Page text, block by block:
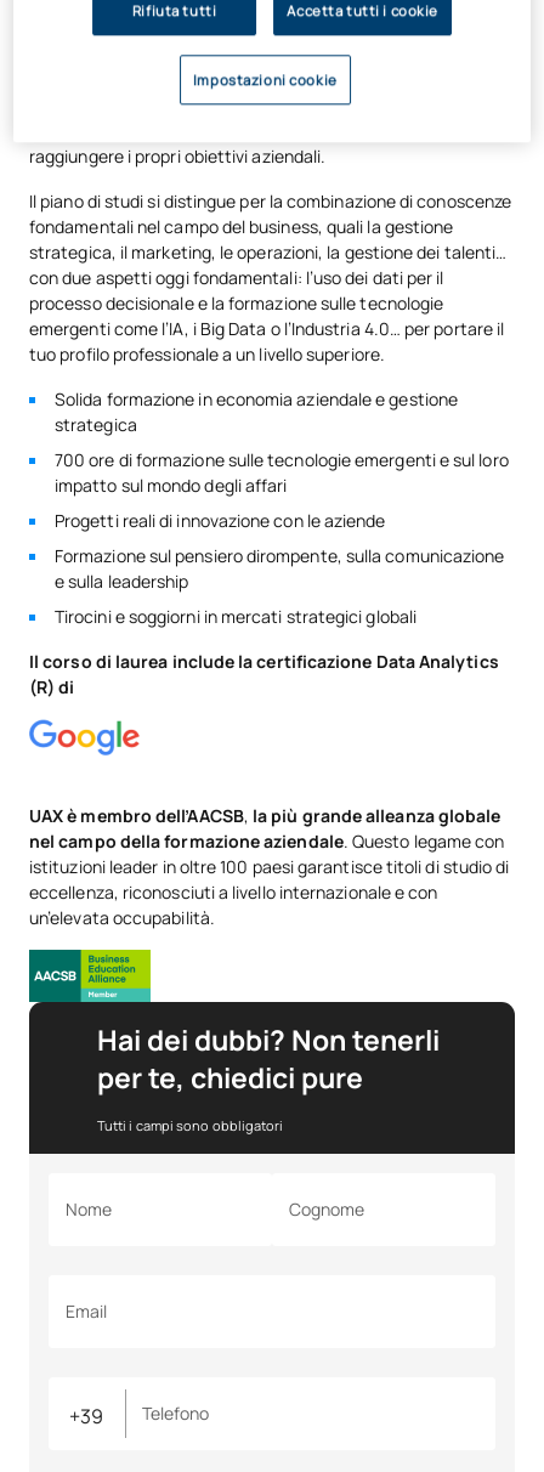
La laurea in Business Analytics dell'UAX
ti prepara a
rispondere alle esigenze di aziende leader come EY, PWC,
Deloitte o KPMG. Queste aziende hanno bisogno di
professionisti specializzati nella visualizzazione e
raggiungere i propri obiettivi aziendali.
Il piano di studi si distingue per la combinazione di conoscenze
fondamentali nel campo del business, quali la gestione
strategica, il marketing, le operazioni, la gestione dei talenti…
con due aspetti oggi fondamentali: l’uso dei dati per il
processo decisionale e la formazione sulle tecnologie
emergenti come l’IA, i Big Data o l’Industria 4.0… per portare il
tuo profilo professionale a un livello superiore.
Solida formazione in economia aziendale e gestione
strategica
700 ore di formazione sulle tecnologie emergenti e sul loro
impatto sul mondo degli affari
Progetti reali di innovazione con le aziende
Formazione sul pensiero dirompente, sulla comunicazione
e sulla leadership
Tirocini e soggiorni in mercati strategici globali
Il corso di laurea include la certificazione Data Analytics
(R) di
UAX è membro dell’AACSB, la più grande alleanza globale
nel campo della formazione aziendale. Questo legame con
istituzioni leader in oltre 100 paesi garantisce titoli di studio di
eccellenza, riconosciuti a livello internazionale e con
un’elevata occupabilità.
Hai dei dubbi? Non tenerli
per te, chiedici pure
Tutti i campi sono obbligatori
Nome Cognome
Email
Telefono
Rifiuta tutti Accetta tutti i cookie
Impostazioni cookie